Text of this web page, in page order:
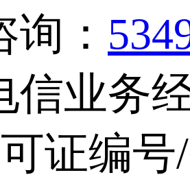
：
信业务
证编号